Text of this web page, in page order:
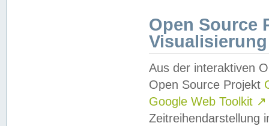
Open Source
Visualisierung
Aus der interaktiven
Open Source Projekt
Google Web Toolkit ↗
Zeitreihendarstellung